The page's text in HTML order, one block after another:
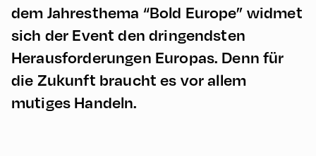
dem Jahresthema “Bold Europe” widmet
sich der Event den dringendsten
Herausforderungen Europas. Denn für
die Zukunft braucht es vor allem
mutiges Handeln.